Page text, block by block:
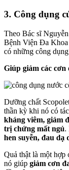
3. Công dụng
Theo Bác sĩ
Bệnh Viện Đa
có những công
Giúp giảm các cơn
Dưỡng chất
thần kỳ khi nó có
kháng viêm, giảm
trị chứng mất ngủ.
hen suyễn, đau dạ
Quả thật là một hợp
nó giúp giảm cơn